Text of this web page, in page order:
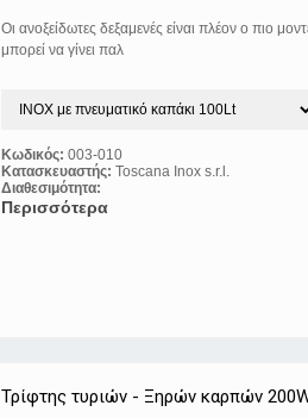
Οι ανοξείδωτες δεξαμενές είναι πλέον ο πιο
μπορεί να γίνει παλ
Κωδικός:003-010
Κατασκευαστής: Toscana Inox s.r.l.
Διαθεσιμότητα:
Περισσότερα
Τρίφτης τυριών - Ξηρών καρπών